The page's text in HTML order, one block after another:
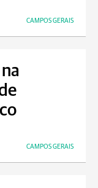
CAMPOS GERAIS
CAMPOS GERAIS